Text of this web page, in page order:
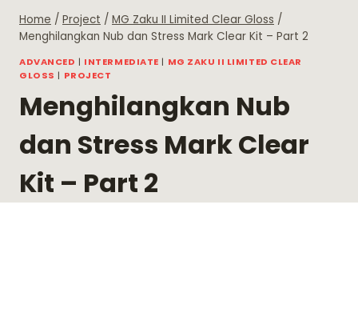
content
Home / Project / MG Zaku II Limited Clear Gloss /
Menghilangkan Nub dan Stress Mark Clear Kit – Part 2
ADVANCED | INTERMEDIATE | MG ZAKU II LIMITED CLEAR
GLOSS | PROJECT
Menghilangkan Nub
dan Stress Mark Clear
Kit – Part 2